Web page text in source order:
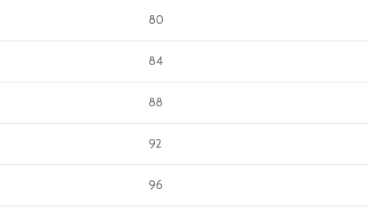
80
84
88
92
96